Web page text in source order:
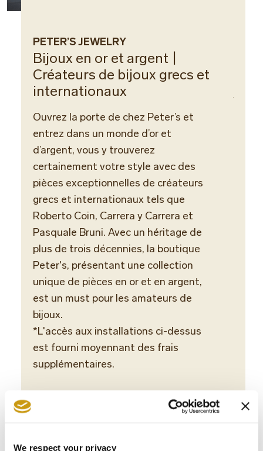
We respect your privacy
PETER’S JEWELRY
Bijoux en or et argent |
Créateurs de bijoux grecs et
internationaux
Ouvrez la porte de chez Peter’s et
entrez dans un monde d’or et
d’argent, vous y trouverez
certainement votre style avec des
pièces exceptionnelles de créateurs
grecs et internationaux tels que
Roberto Coin, Carrera y Carrera et
Pasquale Bruni. Avec un héritage de
plus de trois décennies, la boutique
Peter's, présentant une collection
unique de pièces en or et en argent,
est un must pour les amateurs de
bijoux.
*L'accès aux installations ci-dessus
est fourni moyennant des frais
supplémentaires.